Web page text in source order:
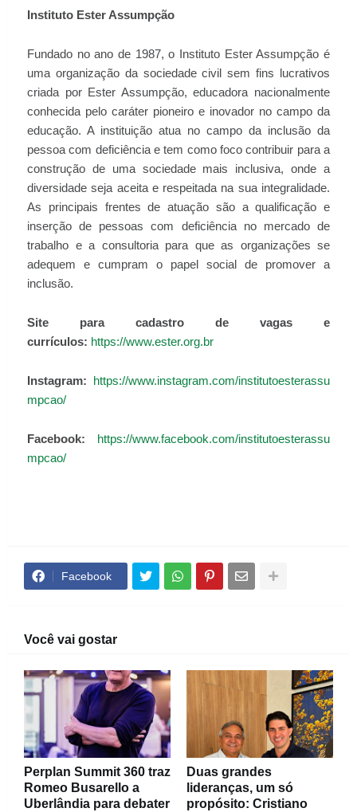
Instituto Ester Assumpção
Fundado no ano de 1987, o Instituto Ester Assumpção é
uma organização da sociedade civil sem fins lucrativos
criada por Ester Assumpção, educadora nacionalmente
conhecida pelo caráter pioneiro e inovador no campo da
educação. A instituição atua no campo da inclusão da
pessoa com deficiência e tem como foco contribuir para a
construção de uma sociedade mais inclusiva, onde a
diversidade seja aceita e respeitada na sua integralidade.
As principais frentes de atuação são a qualificação e
inserção de pessoas com deficiência no mercado de
trabalho e a consultoria para que as organizações se
adequem e cumpram o papel social de promover a
inclusão.
Site para cadastro de vagas e
currículos: https://www.ester.org.br
Instagram:
https://www.instagram.com/institutoesterassu
mpcao/
Facebook:
https://www.facebook.com/institutoesterassu
mpcao/
Facebook
Você vai gostar
Perplan Summit 360 traz
Romeo Busarello a
Uberlândia para debater
Duas grandes
lideranças, um só
propósito: Cristiano